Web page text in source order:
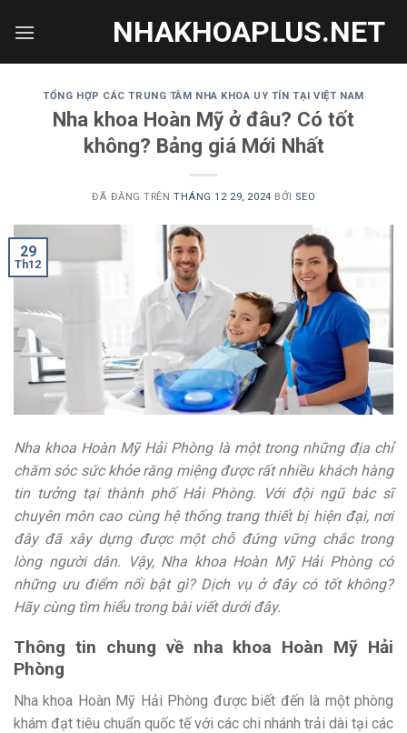
đến
NHAKHOAPLUS.NET
TỔNG HỢP CÁC TRUNG TÂM NHA KHOA UY TÍN TẠI VIỆT NAM
Nha khoa Hoàn Mỹ ở đâu? Có tốt
không? Bảng giá Mới Nhất
ĐÃ ĐĂNG TRÊNTHÁNG 12 29, 2024 BỞI SEO
29
Th12
Nha khoa Hoàn Mỹ Hải Phòng là một trong những địa chỉ
chăm sóc sức khỏe răng miệng được rất nhiều khách hàng
tin tưởng tại thành phố Hải Phòng. Với đội ngũ bác sĩ
chuyên môn cao cùng hệ thống trang thiết bị hiện đại, nơi
đây đã xây dựng được một chỗ đứng vững chắc trong
lòng người dân. Vậy, Nha khoa Hoàn Mỹ Hải Phòng có
những ưu điểm nổi bật gì? Dịch vụ ở đây có tốt không?
Hãy cùng tìm hiểu trong bài viết dưới đây.
Thông tin chung về nha khoa Hoàn Mỹ Hải
Phòng
Nha khoa Hoàn Mỹ Hải Phòng được biết đến là một phòng
khám đạt tiêu chuẩn quốc tế với các chi nhánh trải dài tại các